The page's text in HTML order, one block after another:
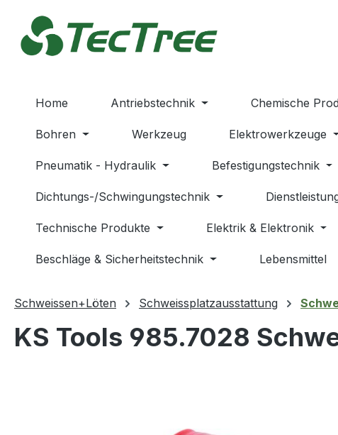
Hauptinhalt springen
Zur Suche springen
Zur Hauptnavigation springen
Home Antriebstechnik Chemische
Bohren Werkzeug Elektrowerkzeuge
Pneumatik - Hydraulik Befestigungstechnik
Dichtungs-/Schwingungstechnik
Technische Produkte Elektrik & Elektronik
Beschläge & Sicherheitstechnik Lebensmittel
Schweissen+Löten Schweissplatzausstattung
KS Tools 985.7028